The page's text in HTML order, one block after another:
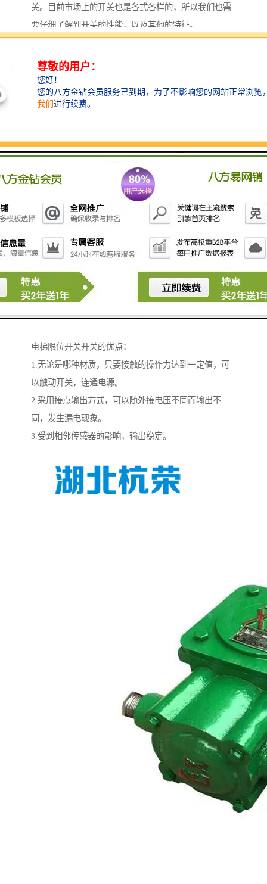
关。目前市场上的开关也是各式各样的，所以我们也需
要仔细了解到开关的性能，以及其他的特征。
设备的运动限位置的电气开关。它主要可以分为两种，
接触式的和非接触式的。接触式的开关比较直观，机械
设备的运动部件上安装上行程开关。与相对运动的固定
控制电路，从而机械会停止运行或者改变运行。但是机
械具有惯性运动，所以这种行程有一定的“超行程”用来
保护开关不受磨损。非接触式的开关形式有多样，常见
的有光电式、感应式等。
这种开关主要是由开关元件、开关操动件以及传动部分
组成，根据开关触头的接通和断开机械原理，可以分为
以下两种。缓动开关，开关的接通和断开动作切换时间
和开关操作频率有关，频率越快，开关切换的也快。速
度开关，开关的接通和断开切换时间与开关操作频率无
电梯限位开关开关的优点：
1.无论是哪种材质，只要接触的操作力达到一定值，可
以触动开关，连通电源。
2.采用接点输出方式，可以随外接电压不同而输出不
同，发生漏电现象。
3.受到相邻传感器的影响，输出稳定。